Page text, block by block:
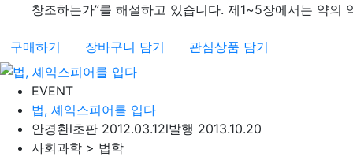
창조하는가”를 해설하고 있습니다. 제1~5장에서는 약의
구매하기 장바구니 담기 관심상품 담기
EVENT
법, 셰익스피어를 입다
안경환l초판 2012.03.12l발행 2013.10.20
사회과학 > 법학